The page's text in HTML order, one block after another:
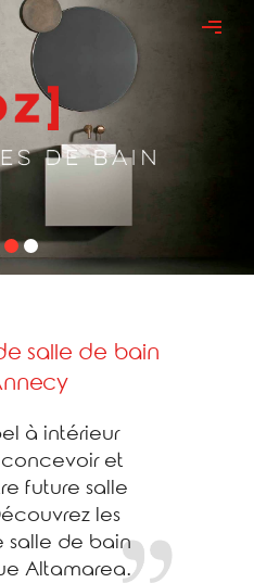
salle de bain
à intérieur
et
future salle
les
salle de bain
Altamarea.